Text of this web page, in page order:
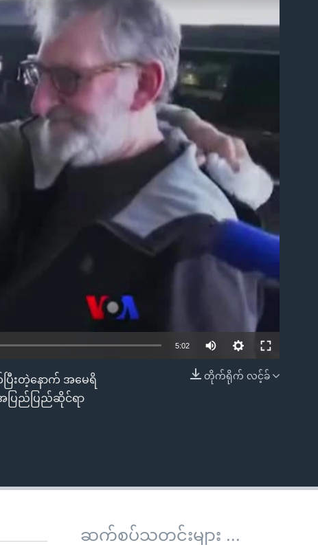
EMBED
5:02
တိုက်ရိုက် လင့်ခ်
ြီးတဲ့နောက် အမေရိ
အပြည်ပြည်ဆိုင်ရာ
ဆက်စပ်သတင်းများ ...